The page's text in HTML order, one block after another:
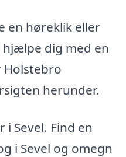
en høreklik eller
dig med en
Holstebro
herunder.
Sevel. Find en
i Sevel og omegn